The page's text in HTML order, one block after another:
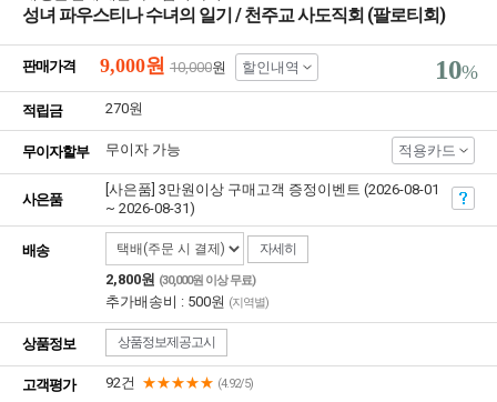
성녀 파우스티나 수녀의 일기 / 천주교 사도직회 (팔로티회)
판매가격 9,000원 10,000원 할인내역 10%
적립금 270원
무이자할부 무이자 가능 적용카드
사은품
[사은품] 3만원이상 구매고객 증정이벤트 (2026-08-01
~ 2026-08-31)
배송 자세히
2,800원 (30,000원 이상 무료)
추가배송비 : 500원 (지역별)
상품정보 상품정보제공고시
고객평가 92건 ★★★★★ (4.92/5)